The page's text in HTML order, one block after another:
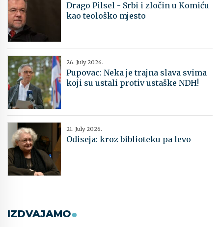
Drago Pilsel - Srbi i zločin u Komiću
kao teološko mjesto
26. July 2026.
Pupovac: Neka je trajna slava svima
koji su ustali protiv ustaške NDH!
21. July 2026.
Odiseja: kroz biblioteku pa levo
IZDVAJAMO